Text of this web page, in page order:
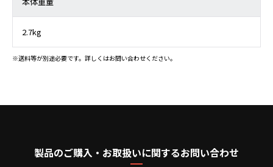
2.7kg
※送料等が別途必要です。詳しくはお問い合わせください。
製品のご購入・お取扱いに関するお問い合わせ